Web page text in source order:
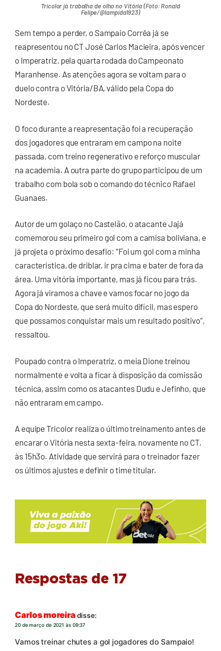
Tricolor já trabalha de olho no Vitória (Foto: Ronald
Felipe/@lampida1923)
Sem tempo a perder, o Sampaio Corrêa já se
reapresentou no CT José Carlos Macieira, após vencer
o Imperatriz, pela quarta rodada do Campeonato
Maranhense. As atenções agora se voltam para o
duelo contra o Vitória/BA, válido pela Copa do
Nordeste.
O foco durante a reapresentação foi a recuperação
dos jogadores que entraram em campo na noite
passada, com treino regenerativo e reforço muscular
na academia. A outra parte do grupo participou de um
trabalho com bola sob o comando do técnico Rafael
Guanaes.
Autor de um golaço no Castelão, o atacante Jajá
comemorou seu primeiro gol com a camisa boliviana, e
já projeta o próximo desafio: “Foi um gol com a minha
característica, de driblar, ir pra cima e bater de fora da
área. Uma vitória importante, mas já ficou para trás.
Agora já viramos a chave e vamos focar no jogo da
Copa do Nordeste, que será muito difícil, mas espero
que possamos conquistar mais um resultado positivo”,
ressaltou.
Poupado contra o Imperatriz, o meia Dione treinou
normalmente e volta a ficar à disposição da comissão
técnica, assim como os atacantes Dudu e Jefinho, que
não entraram em campo.
A equipe Tricolor realiza o último treinamento antes de
encarar o Vitória nesta sexta-feira, novamente no CT,
às 15h3o. Atividade que servirá para o treinador fazer
os últimos ajustes e definir o time titular.
Respostas de 17
Carlos moreiradisse:
20 de março de 2021 às 09:37
Vamos treinar chutes a gol jogadores do Sampaio!